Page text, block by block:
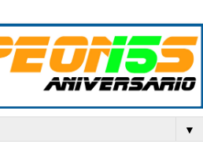
▼